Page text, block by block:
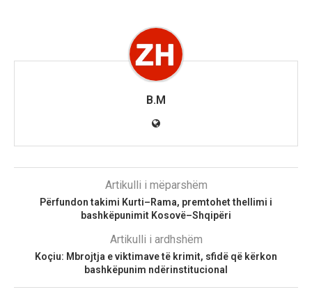
B.M
Artikulli i mëparshëm
Përfundon takimi Kurti–Rama, premtohet thellimi i
bashkëpunimit Kosovë–Shqipëri
Artikulli i ardhshëm
Koçiu: Mbrojtja e viktimave të krimit, sfidë që kërkon
bashkëpunim ndërinstitucional